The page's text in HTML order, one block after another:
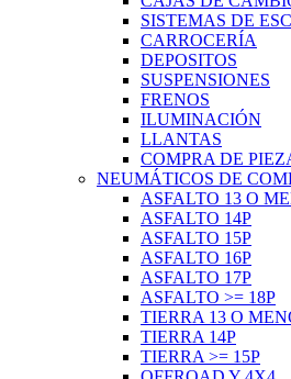
SISTEMAS DE
CARROCERÍA
DEPOSITOS
SUSPENSIONES
FRENOS
ILUMINACIÓN
LLANTAS
COMPRA DE
NEUMÁTICOS DE
ASFALTO 13 O
ASFALTO 14P
ASFALTO 15P
ASFALTO 16P
ASFALTO 17P
ASFALTO >= 18P
TIERRA 13 O
TIERRA 14P
TIERRA >= 15P